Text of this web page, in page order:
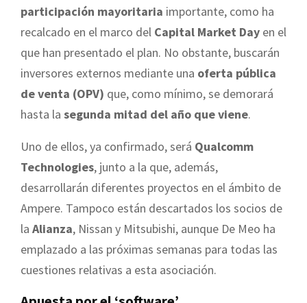
participación mayoritaria importante, como ha
recalcado en el marco del Capital Market Day en el
que han presentado el plan. No obstante, buscarán
inversores externos mediante una oferta pública
de venta (OPV) que, como mínimo, se demorará
hasta la segunda mitad del año que viene.
Uno de ellos, ya confirmado, será Qualcomm
Technologies, junto a la que, además,
desarrollarán diferentes proyectos en el ámbito de
Ampere. Tampoco están descartados los socios de
la Alianza, Nissan y Mitsubishi, aunque De Meo ha
emplazado a las próximas semanas para todas las
cuestiones relativas a esta asociación.